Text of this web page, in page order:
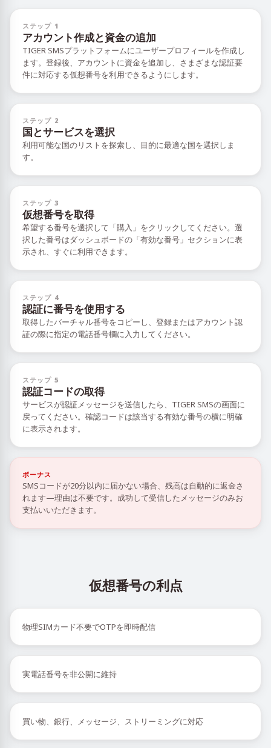
ステップ 1
アカウント作成と資金の追加
TIGER SMSプラットフォームにユーザープロフィールを作成し
ます。登録後、アカウントに資金を追加し、さまざまな認証要
件に対応する仮想番号を利用できるようにします。
ステップ 2
国とサービスを選択
利用可能な国のリストを探索し、目的に最適な国を選択しま
す。
ステップ 3
仮想番号を取得
希望する番号を選択して「購入」をクリックしてください。選
択した番号はダッシュボードの「有効な番号」セクションに表
示され、すぐに利用できます。
ステップ 4
認証に番号を使用する
取得したバーチャル番号をコピーし、登録またはアカウント認
証の際に指定の電話番号欄に入力してください。
ステップ 5
認証コードの取得
サービスが認証メッセージを送信したら、TIGER SMSの画面に
戻ってください。確認コードは該当する有効な番号の横に明確
に表示されます。
ボーナス
SMSコードが20分以内に届かない場合、残高は自動的に返金さ
れます—理由は不要です。成功して受信したメッセージのみお
支払いいただきます。
仮想番号の利点
物理SIMカード不要でOTPを即時配信
実電話番号を非公開に維持
買い物、銀行、メッセージ、ストリーミングに対応